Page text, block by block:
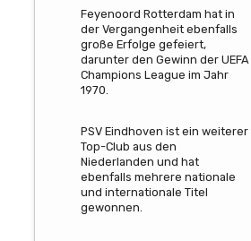
Feyenoord Rotterdam hat in
der Vergangenheit ebenfalls
große Erfolge gefeiert,
darunter den Gewinn der UEFA
Champions League im Jahr
1970.
PSV Eindhoven ist ein weiterer
Top-Club aus den
Niederlanden und hat
ebenfalls mehrere nationale
und internationale Titel
gewonnen.